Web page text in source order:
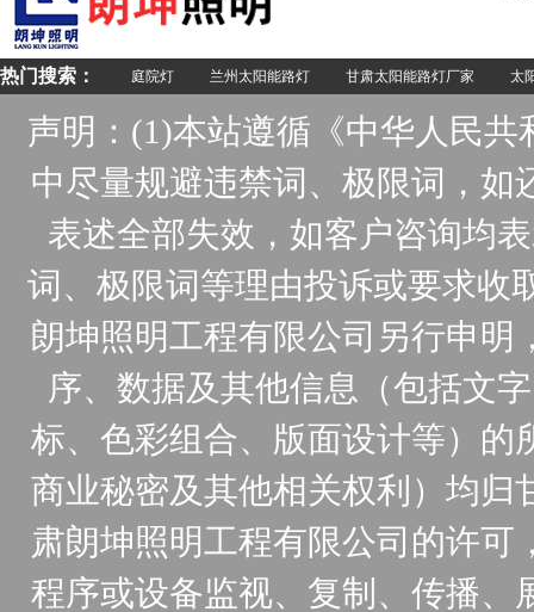
热门搜索： 庭院灯 兰州太阳能路灯 甘肃太阳能路灯厂家 太
声明：(1)本站遵循《中华人民
中尽量规避违禁词、极限词，
表述全部失效，如客户咨询均
词、极限词等理由投诉或要求收
朗坤照明工程有限公司另行申
序、数据及其他信息（包括文
标、色彩组合、版面设计等）的
商业秘密及其他相关权利）均归
肃朗坤照明工程有限公司的许
程序或设备监视、复制、传播、